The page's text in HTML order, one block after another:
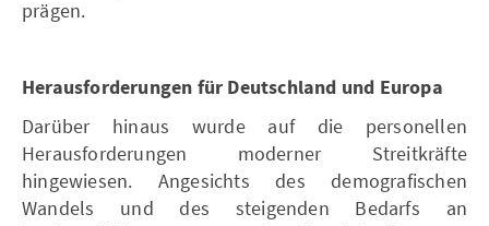
prägen.
Herausforderungen für Deutschland und Europa
Darüber hinaus wurde auf die personellen
Herausforderungen moderner Streitkräfte
hingewiesen. Angesichts des demografischen
Wandels und des steigenden Bedarfs an